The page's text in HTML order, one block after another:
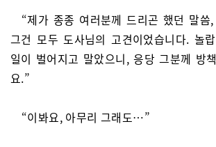
“제가 종종 여러분께 드리곤 했던 말씀
그건 모두 도사님의 고견이었습니다. 놀
일이 벌어지고 말았으니, 응당 그분께 방
요.”
“이봐요, 아무리 그래도…”